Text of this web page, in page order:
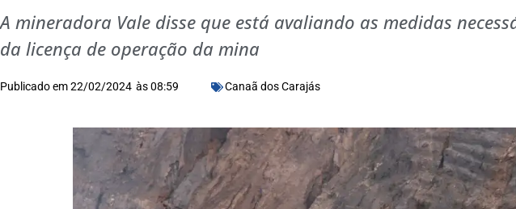
A mineradora Vale disse que está avaliando as medidas
da licença de operação da mina
Publicado em22/02/2024 às08:59 Canaã dos Carajás